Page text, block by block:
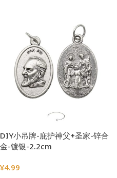
DIY小吊牌-庇护神父+圣家-锌合
金-镀银-2.2cm
¥4.99